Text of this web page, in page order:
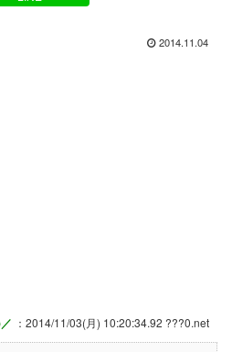
2014.11.04
：2014/11/03(月) 10:20:34.92 ???0.net